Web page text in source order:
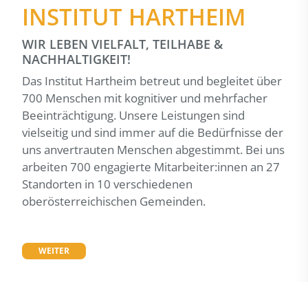
INSTITUT HARTHEIM
WIR LEBEN VIELFALT, TEILHABE &
NACHHALTIGKEIT!
Das Institut Hartheim betreut und begleitet über
700 Menschen mit kognitiver und mehrfacher
Beeinträchtigung. Unsere Leistungen sind
vielseitig und sind immer auf die Bedürfnisse der
uns anvertrauten Menschen abgestimmt. Bei uns
arbeiten 700 engagierte Mitarbeiter:innen an 27
Standorten in 10 verschiedenen
oberösterreichischen Gemeinden.
WEITER